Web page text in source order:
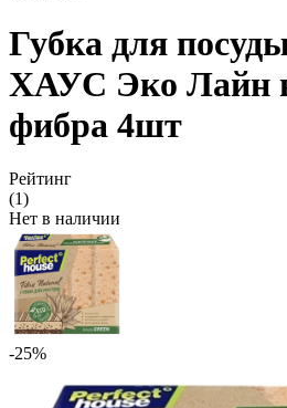
Губка для
ХАУС Эко Лайн
фибра 4шт
Рейтинг
(1)
Нет в наличии
-25%